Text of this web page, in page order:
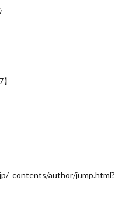
_contents/author/jump.html?